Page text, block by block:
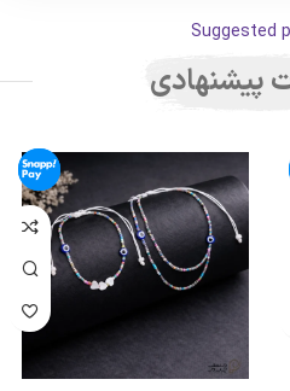
Suggested
پیشنهادی